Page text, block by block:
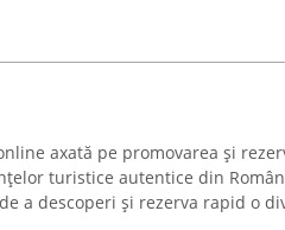
axată pe promovarea și
turistice autentice din
a descoperi și rezerva rapid o